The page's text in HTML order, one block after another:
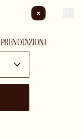
PRENOTAZIONI